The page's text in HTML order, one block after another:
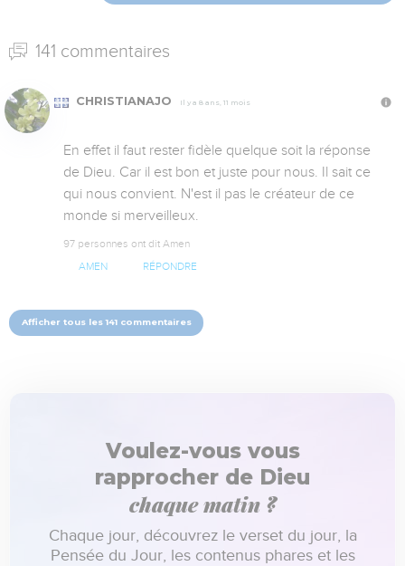
141 commentaires
CHRISTIANAJO Il y a 8 ans, 11 mois
En effet il faut rester fidèle quelque soit la réponse
de Dieu. Car il est bon et juste pour nous. Il sait ce
qui nous convient. N'est il pas le créateur de ce
monde si merveilleux.
97 personnes ont dit Amen
AMEN RÉPONDRE
Afficher tous les 141 commentaires
Voulez-vous vous
rapprocher de Dieu
chaque matin ?
Chaque jour, découvrez le verset du jour, la
Pensée du Jour, les contenus phares et les